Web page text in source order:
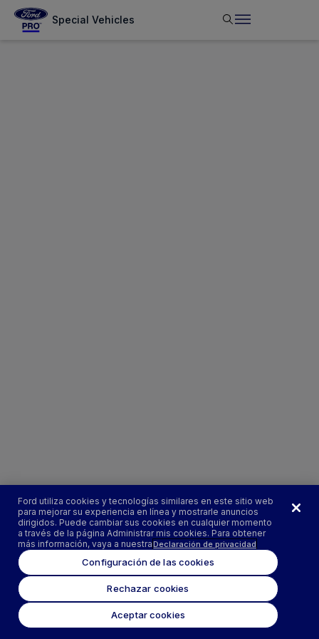
Special Vehicles
Ford utiliza cookies y tecnologías similares en este sitio web
para mejorar su experiencia en línea y mostrarle anuncios
dirigidos. Puede cambiar sus cookies en cualquier momento
a través de la página Administrar mis cookies. Para obtener
más información, vaya a nuestraDeclaración de privacidad
Configuración de las cookies
Rechazar cookies
Aceptar cookies